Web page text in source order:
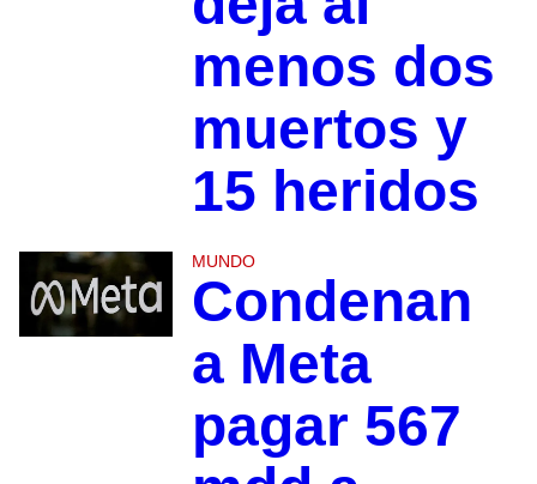
menos dos
muertos y
15 heridos
MUNDO
Condenan
a Meta
pagar 567